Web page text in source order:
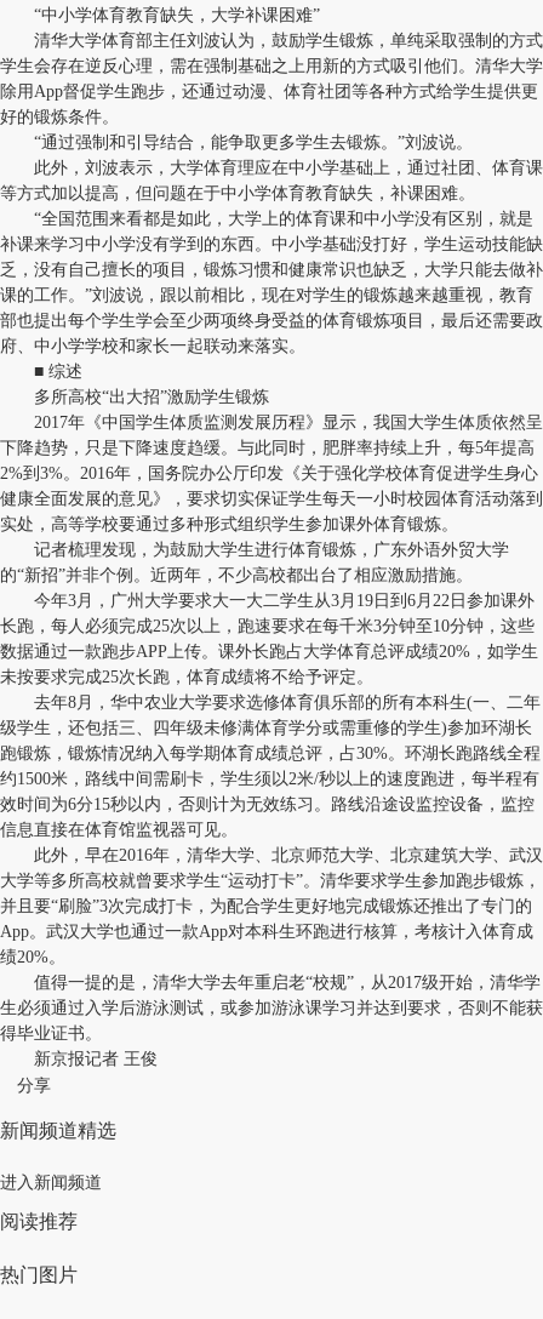
“中小学体育教育缺失，大学补课困难”
清华大学体育部主任刘波认为，鼓励学生锻炼，单纯采取强制的方式
学生会存在逆反心理，需在强制基础之上用新的方式吸引他们。清华大学
除用App督促学生跑步，还通过动漫、体育社团等各种方式给学生提供更
好的锻炼条件。
“通过强制和引导结合，能争取更多学生去锻炼。”刘波说。
此外，刘波表示，大学体育理应在中小学基础上，通过社团、体育课
等方式加以提高，但问题在于中小学体育教育缺失，补课困难。
“全国范围来看都是如此，大学上的体育课和中小学没有区别，就是
补课来学习中小学没有学到的东西。中小学基础没打好，学生运动技能缺
乏，没有自己擅长的项目，锻炼习惯和健康常识也缺乏，大学只能去做补
课的工作。”刘波说，跟以前相比，现在对学生的锻炼越来越重视，教育
部也提出每个学生学会至少两项终身受益的体育锻炼项目，最后还需要政
府、中小学学校和家长一起联动来落实。
■ 综述
多所高校“出大招”激励学生锻炼
2017年《中国学生体质监测发展历程》显示，我国大学生体质依然呈
下降趋势，只是下降速度趋缓。与此同时，肥胖率持续上升，每5年提高
2%到3%。2016年，国务院办公厅印发《关于强化学校体育促进学生身心
健康全面发展的意见》，要求切实保证学生每天一小时校园体育活动落到
实处，高等学校要通过多种形式组织学生参加课外体育锻炼。
记者梳理发现，为鼓励大学生进行体育锻炼，广东外语外贸大学
的“新招”并非个例。近两年，不少高校都出台了相应激励措施。
今年3月，广州大学要求大一大二学生从3月19日到6月22日参加课外
长跑，每人必须完成25次以上，跑速要求在每千米3分钟至10分钟，这些
数据通过一款跑步APP上传。课外长跑占大学体育总评成绩20%，如学生
未按要求完成25次长跑，体育成绩将不给予评定。
去年8月，华中农业大学要求选修体育俱乐部的所有本科生(一、二年
级学生，还包括三、四年级未修满体育学分或需重修的学生)参加环湖长
跑锻炼，锻炼情况纳入每学期体育成绩总评，占30%。环湖长跑路线全程
约1500米，路线中间需刷卡，学生须以2米/秒以上的速度跑进，每半程有
效时间为6分15秒以内，否则计为无效练习。路线沿途设监控设备，监控
信息直接在体育馆监视器可见。
此外，早在2016年，清华大学、北京师范大学、北京建筑大学、武汉
大学等多所高校就曾要求学生“运动打卡”。清华要求学生参加跑步锻炼，
并且要“刷脸”3次完成打卡，为配合学生更好地完成锻炼还推出了专门的
App。武汉大学也通过一款App对本科生环跑进行核算，考核计入体育成
绩20%。
值得一提的是，清华大学去年重启老“校规”，从2017级开始，清华学
生必须通过入学后游泳测试，或参加游泳课学习并达到要求，否则不能获
得毕业证书。
新京报记者 王俊
分享
新闻频道精选
进入新闻频道
阅读推荐
热门图片